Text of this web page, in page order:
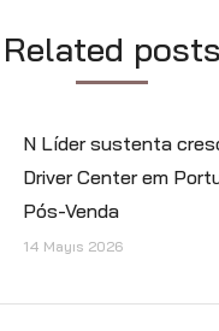
Related posts
N Líder sustenta
Driver Center em
Pós-Venda
14 Mayıs 2026